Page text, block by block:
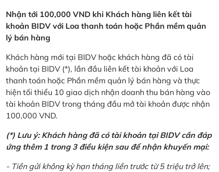
Nhận tới 100,000 VND khi Khách hàng liên kết tài
khoản BIDV với Loa thanh toán hoặc Phần mềm quản
lý bán hàng
Khách hàng mới tại BIDV hoặc khách hàng đã có tài
khoản tại BIDV (*), lần đầu liên kết tài khoản với Loa
thanh toán hoặc Phần mềm quản lý bán hàng và thực
hiện tối thiểu 10 giao dịch nhận doanh thu bán hàng vào
tài khoản BIDV trong tháng đầu mở tài khoản được nhận
100,000 VND.
(*) Lưu ý: Khách hàng đã có tài khoản tại BIDV cần đáp
ứng thêm 1 trong 3 điều kiện sau để nhận khuyến mại:
- Tiền gửi không kỳ hạn tháng liền trước từ 5 triệu trở lên;